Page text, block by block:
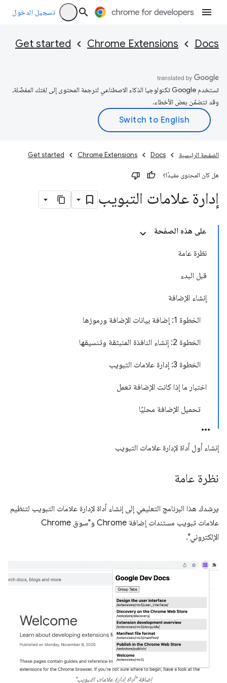
تسجيل الدخول
Docs
Chrome Extensions
Get started
تستخدم Google تكنولوجيا الذكاء الاصطناعي لترجمة المحتوى إلى لغتك المفضّلة،
وقد تتضمّن بعض الأخطاء.
الصفحة الرئيسية Docs
Chrome Extensions
Get started
هل كان المحتوى مفيدًا؟
إدارة علامات التبويب
على هذه الصفحة
نظرة عامة
قبل البدء
إنشاء الإضافة
الخطوة 1: إضافة بيانات الإضافة ورموزها
الخطوة 2: إنشاء النافذة المنبثقة وتنسيقها
الخطوة 3: إدارة علامات التبويب
اختبار ما إذا كانت الإضافة تعمل
تحميل الإضافة محليًا
إنشاء أول أداة لإدارة علامات التبويب
نظرة عامة
يرشدك هذا البرنامج التعليمي إلى إنشاء أداة لإدارة علامات التبويب لتنظيم
علامات تبويب مستندات إضافة Chrome و"سوق Chrome
الإلكتروني".
إضافة "أداة إدارة علامات التبويب"